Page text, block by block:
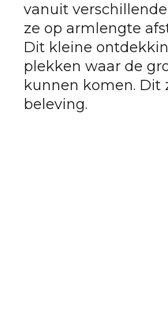
vanuit
ze op armlengte
Dit kleine
plekken waar de
kunnen komen. Dit
beleving.